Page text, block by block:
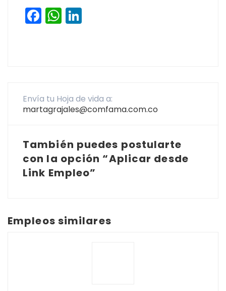
Facebook
WhatsApp
Envía tu Hoja de vida a:
martagrajales@comfama.com.co
También puedes postularte
con la opción “Aplicar desde
Link Empleo”
Empleos similares